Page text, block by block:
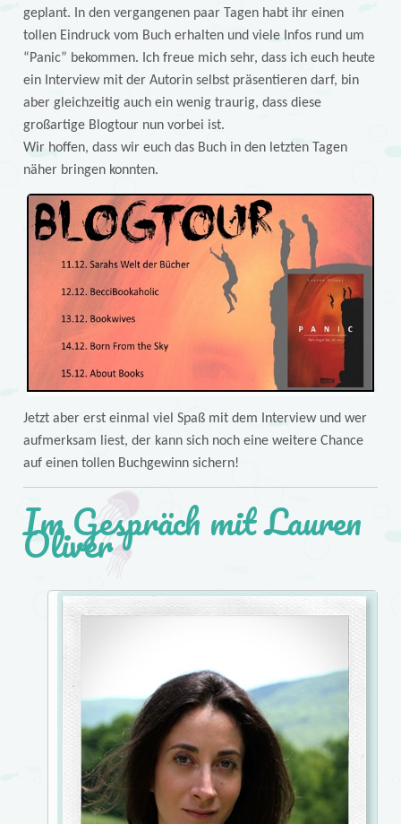
geplant. In den vergangenen paar Tagen habt ihr einen
tollen Eindruck vom Buch erhalten und viele Infos rund um
“Panic” bekommen. Ich freue mich sehr, dass ich euch heute
ein Interview mit der Autorin selbst präsentieren darf, bin
aber gleichzeitig auch ein wenig traurig, dass diese
großartige Blogtour nun vorbei ist.
Wir hoffen, dass wir euch das Buch in den letzten Tagen
näher bringen konnten.
Jetzt aber erst einmal viel Spaß mit dem Interview und wer
aufmerksam liest, der kann sich noch eine weitere Chance
auf einen tollen Buchgewinn sichern!
Im Gespräch mit Lauren
Oliver